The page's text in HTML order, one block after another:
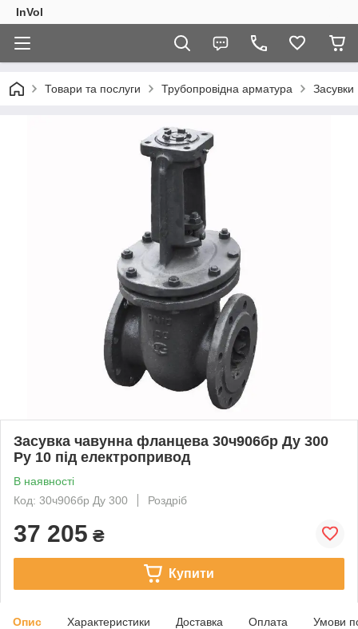
InVol
Товари та послуги Трубопровідна арматура Засувки
Засувка чавунна фланцева 30ч906бр Ду 300
Ру 10 під електропривод
В наявності
Код: 30ч906бр Ду 300
Роздріб
37 205 ₴
Купити
Опис Характеристики Доставка Оплата Умови